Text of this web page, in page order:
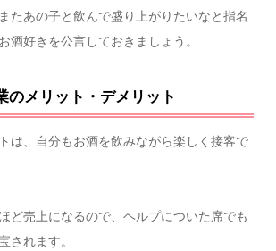
たあの子と飲んで盛り上がりたいなと指名
酒好きを公言しておきましょう。
のメリット・デメリット
は、自分もお酒を飲みながら楽しく接客で
ど売上になるので、ヘルプについた席でも
されます。